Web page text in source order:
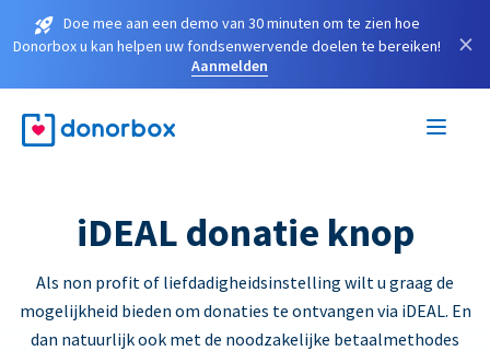
Doe mee aan een demo van 30 minuten om te zien hoe
Donorbox u kan helpen uw fondsenwervende doelen te bereiken!
Aanmelden
×
iDEAL donatie knop
Als non profit of liefdadigheidsinstelling wilt u graag de
mogelijkheid bieden om donaties te ontvangen via iDEAL. En
dan natuurlijk ook met de noodzakelijke betaalmethodes